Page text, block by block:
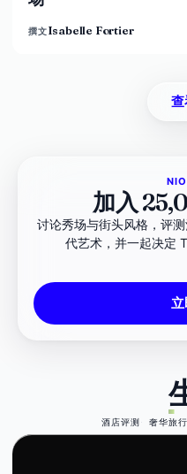
撰文Isabelle Fortier
加入
讨论秀场与街头风格，评
代艺术，并一起决定
酒店评测 奢华旅行